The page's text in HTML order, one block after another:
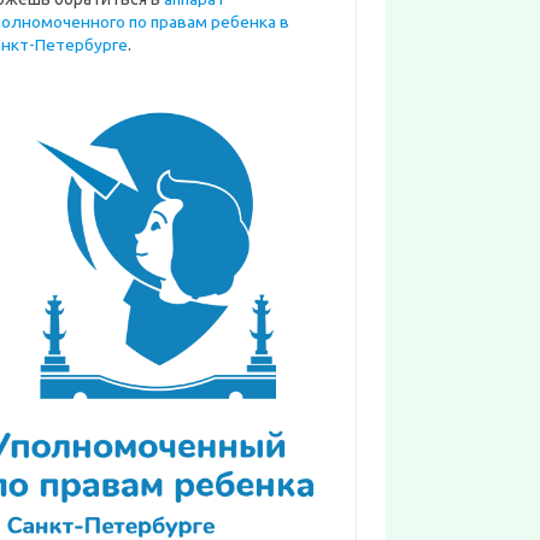
по правам ребенка в
Петербурге.